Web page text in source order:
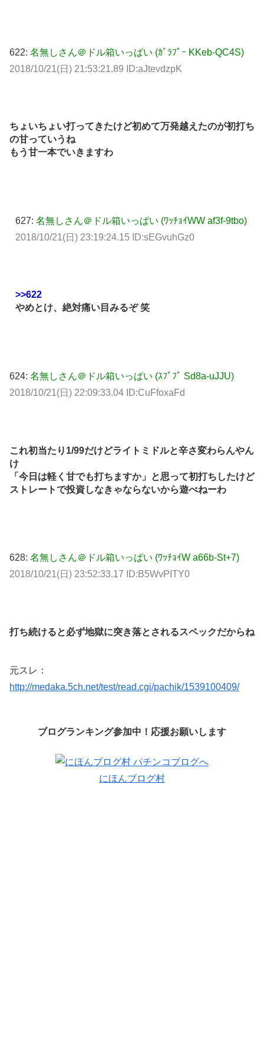
622: 名無しさん＠ドル箱いっぱい (ｶﾞﾗﾌﾟｰ KKeb-QC4S)
2018/10/21(日) 21:53:21.89 ID:aJtevdzpK
ちょいちょい打ってきたけど初めて万発越えたのが初打ち
の甘っていうね
もう甘一本でいきますわ
627: 名無しさん＠ドル箱いっぱい (ﾜｯﾁｮｲWW af3f-9tbo)
2018/10/21(日) 23:19:24.15 ID:sEGvuhGz0
>>622
やめとけ、絶対痛い目みるぞ 笑
624: 名無しさん＠ドル箱いっぱい (ｽﾌﾟﾌﾟ Sd8a-uJJU)
2018/10/21(日) 22:09:33.04 ID:CuFfoxaFd
これ初当たり1/99だけどライトミドルと辛さ変わらんやん
け
「今日は軽く甘でも打ちますか」と思って初打ちしたけど
ストレートで投資しなきゃならないから遊べねーわ
628: 名無しさん＠ドル箱いっぱい (ﾜｯﾁｮｲW a66b-St+7)
2018/10/21(日) 23:52:33.17 ID:B5WvPITY0
打ち続けると必ず地獄に突き落とされるスペックだからね
元スレ：
http://medaka.5ch.net/test/read.cgi/pachik/1539100409/
ブログランキング参加中！応援お願いします
にほんブログ村